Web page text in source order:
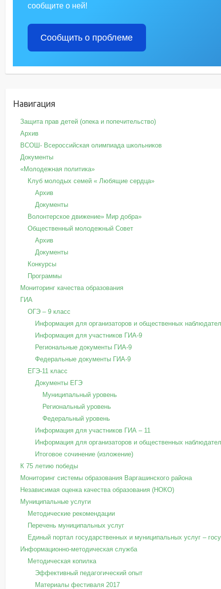
сообщите о ней!
Сообщить о проблеме
Навигация
Защита прав детей (опека и попечительство)
Архив
ВСОШ- Всероссийская олимпиада школьников
Документы
«Молодежная политика»
Клуб молодых семей « Любящие сердца»
Архив
Документы
Волонтерское движение» Мир добра»
Общественный молодежный Совет
Архив
Документы
Конкурсы
Программы
Мониторинг качества образования
ГИА
ОГЭ – 9 класс
Информация для организаторов и общественных
Информация для участников ГИА-9
Региональные документы ГИА-9
Федеральные документы ГИА-9
ЕГЭ-11 класс
Документы ЕГЭ
Муниципальный уровень
Региональный уровень
Федеральный уровень
Информация для участников ГИА – 11
Информация для организаторов и общественных
Итоговое сочинение (изложение)
К 75 летию победы
Мониторинг системы образования Варгашинского района
Независимая оценка качества образования (НОКО)
Муниципальные услуги
Методические рекомендации
Перечень муниципальных услуг
Единый портал государственных и муниципальных услуг –
Информационно-методическая служба
Методическая копилка
Эффективный педагогический опыт
Материалы фестиваля 2017